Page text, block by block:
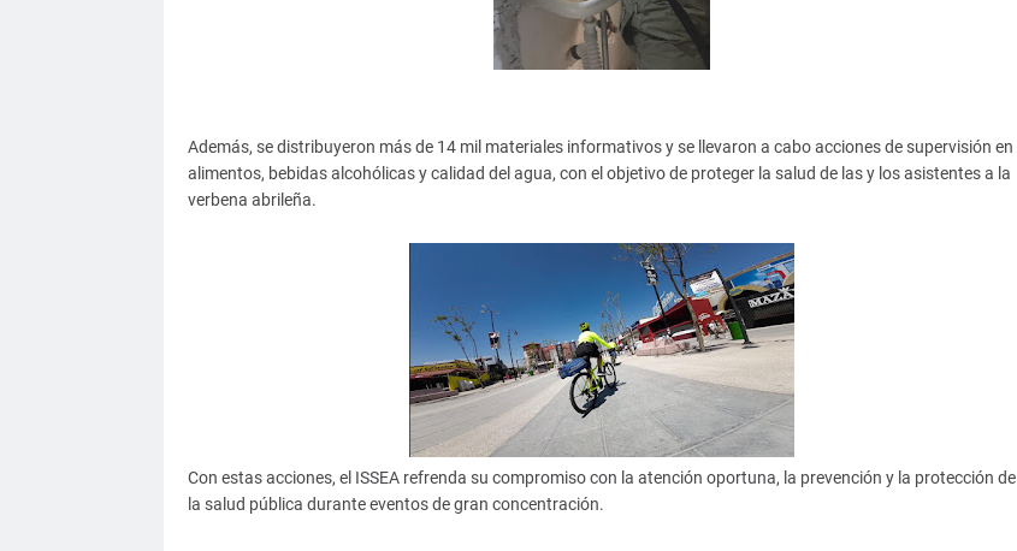
Además, se distribuyeron más de 14 mil materiales informativos y se llevaron a cabo acciones de supervisión en
alimentos, bebidas alcohólicas y calidad del agua, con el objetivo de proteger la salud de las y los asistentes a la
verbena abrileña.
Con estas acciones, el ISSEA refrenda su compromiso con la atención oportuna, la prevención y la protección de
la salud pública durante eventos de gran concentración.